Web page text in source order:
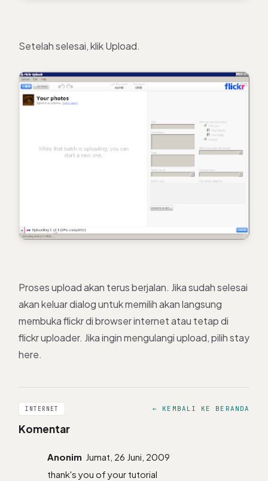
Setelah selesai, klik Upload.
Proses upload akan terus berjalan. Jika sudah selesai
akan keluar dialog untuk memilih akan langsung
membuka flickr di browser internet atau tetap di
flickr uploader. Jika ingin mengulangi upload, pilih stay
here.
INTERNET ← KEMBALI KE BERANDA
Komentar
Anonim Jumat, 26 Juni, 2009
thank's you of your tutorial